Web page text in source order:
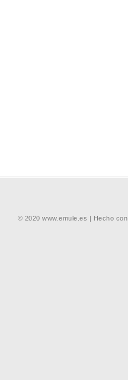
© 2020 www.emule.es | Hecho con